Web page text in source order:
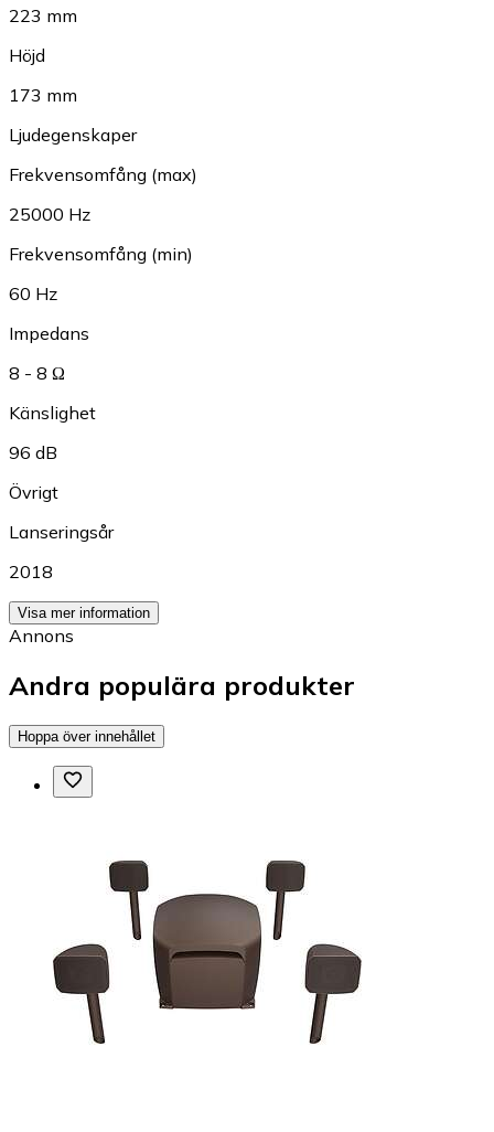
223 mm
Höjd
173 mm
Ljudegenskaper
Frekvensomfång (max)
25000 Hz
Frekvensomfång (min)
60 Hz
Impedans
8 - 8 Ω
Känslighet
96 dB
Övrigt
Lanseringsår
2018
Visa mer information
Annons
Andra populära produkter
Hoppa över innehållet